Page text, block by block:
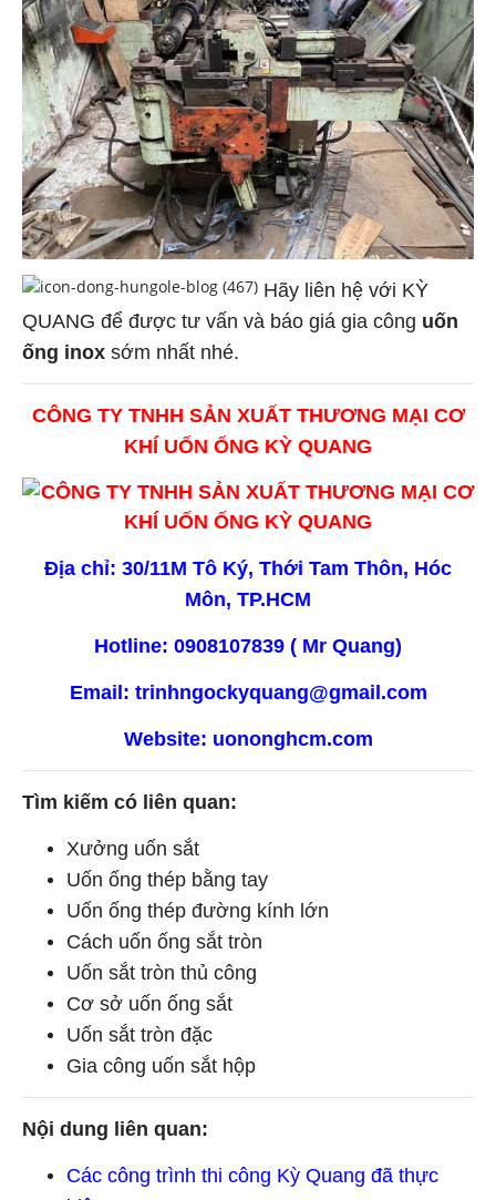
Hãy liên hệ với KỲ
QUANG để được tư vấn và báo giá gia công uốn
ống inox sớm nhất nhé.
CÔNG TY TNHH SẢN XUẤT THƯƠNG MẠI CƠ
KHÍ UỐN ỐNG KỲ QUANG
Địa chỉ: 30/11M Tô Ký, Thới Tam Thôn, Hóc
Môn, TP.HCM
Hotline: 0908107839 ( Mr Quang)
Email: trinhngockyquang@gmail.com
Website: uononghcm.com
Tìm kiếm có liên quan:
Xưởng uốn sắt
Uốn ống thép bằng tay
Uốn ống thép đường kính lớn
Cách uốn ống sắt tròn
Uốn sắt tròn thủ công
Cơ sở uốn ống sắt
Uốn sắt tròn đặc
Gia công uốn sắt hộp
Nội dung liên quan:
Các công trình thi công Kỳ Quang đã thực